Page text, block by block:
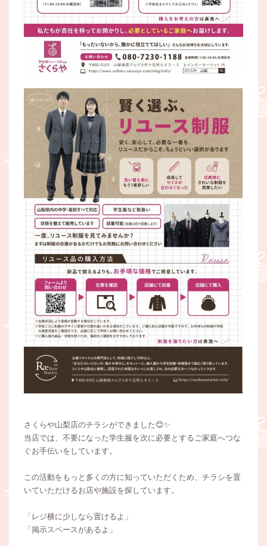
さくらや山梨店のチラシができました😊✨
当店では、不要になった学生服を次に必要とするご家庭へつな
ぐお手伝いをしています。
この活動をもっと多くの方に知っていただくため、チラシを置
いていただけるお店や施設を探しています。
「レジ横に少しなら置けるよ」
「掲示スペースがあるよ」